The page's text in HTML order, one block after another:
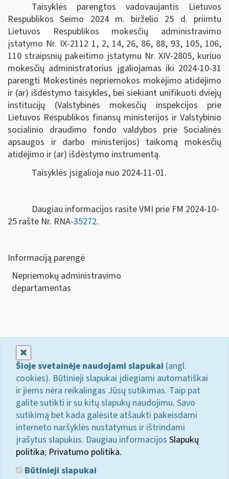
Taisyklės parengtos vadovaujantis
Lietuvos
Respublikos Seimo 2024 m. birželio 25 d. priimtu
Lietuvos Respublikos mokesčių administravimo
įstatymo Nr. IX-2112 1, 2, 14, 26, 86, 88, 93, 105, 106,
110 straipsnių pakeitimo įstatymu Nr. XIV-2805, kuriuo
mokesčių administratorius įgaliojamas iki 2024-10-31
parengti Mokestinės nepriemokos mokėjimo atidėjimo
ir (ar) išdėstymo taisykles, bei siekiant unifikuoti dviejų
institucijų (Valstybinės mokesčių inspekcijos prie
Lietuvos Respublikos finansų ministerijos ir Valstybinio
socialinio draudimo fondo valdybos prie Socialinės
apsaugos ir darbo ministerijos) taikomą mokesčių
atidėjimo ir (ar) išdėstymo instrumentą.
Taisyklės įsigalioja nuo 2024-11-01.
Daugiau informacijos rasite VMI prie FM 2024-10-
25 rašte Nr. RNA-35272.
Informaciją parengė
Nepriemokų administravimo
Šioje svetainėje naudojami slapukai (angl.
cookies). Būtinieji slapukai įdiegiami automatiškai
ir jiems nėra reikalingas Jūsų sutikimas. Taip pat
galite sutikti ir su kitų slapukų naudojimu. Savo
sutikimą bet kada galėsite atšaukti pakeisdami
interneto naršyklės nustatymus ir ištrindami
įrašytus slapukus. Daugiau informacijos Slapukų
politika; Privatumo politika.
Būtinieji slapukai